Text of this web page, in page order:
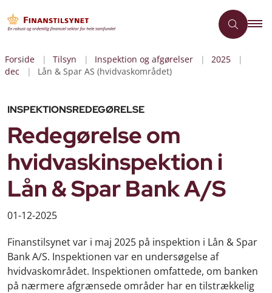
Forside Tilsyn Inspektion og afgørelser
2025
dec
Lån & Spar AS (hvidvaskområdet)
INSPEKTIONSREDEGØRELSE
Redegørelse om
hvidvaskinspektion i
Lån & Spar Bank A/S
01-12-2025
Finanstilsynet var i maj 2025 på inspektion i Lån & Spar
Bank A/S. Inspektionen var en undersøgelse af
hvidvaskområdet. Inspektionen omfattede, om banken
på nærmere afgrænsede områder har en tilstrækkelig